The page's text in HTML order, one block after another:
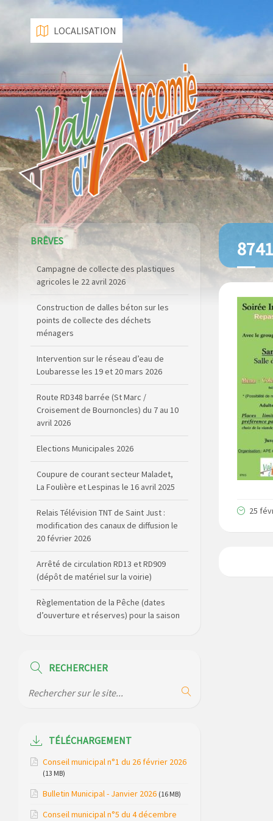
LOCALISATION
25
BRÊVES
Campagne de collecte des plastiques
agricoles le 22 avril 2026
Construction de dalles béton sur les
points de collecte des déchets
ménagers
Intervention sur le réseau d’eau de
Loubaresse les 19 et 20 mars 2026
Route RD348 barrée (St Marc /
Croisement de Bournoncles) du 7 au 10
avril 2026
Elections Municipales 2026
Coupure de courant secteur Maladet,
La Foulière et Lespinas le 16 avril 2025
Relais Télévision TNT de Saint Just :
modification des canaux de diffusion le
20 février 2026
Arrêté de circulation RD13 et RD909
(dépôt de matériel sur la voirie)
Règlementation de la Pêche (dates
d’ouverture et réserves) pour la saison
Communauté Janvier à Juin
Modification des horaires (et lieux) pour
les permanences de la gendarmerie
Maison des services de Ruynes en
RECHERCHER
TÉLÉCHARGEMENT
Conseil municipal n°1 du 26 février 2026
(13 MB)
Bulletin Municipal - Janvier 2026 (16 MB)
Conseil municipal n°5 du 4 décembre